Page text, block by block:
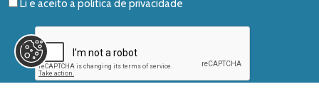
Li e aceito apolítica de privacidade